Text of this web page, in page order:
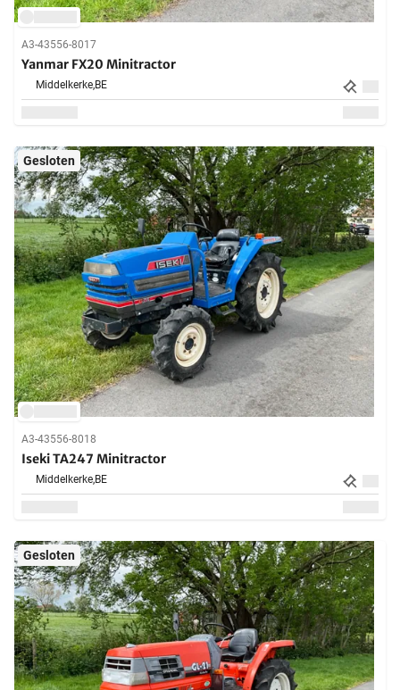
A3-43556-8017
Yanmar FX20 Minitractor
Middelkerke,BE
Gesloten
A3-43556-8018
Iseki TA247 Minitractor
Middelkerke,BE
Gesloten